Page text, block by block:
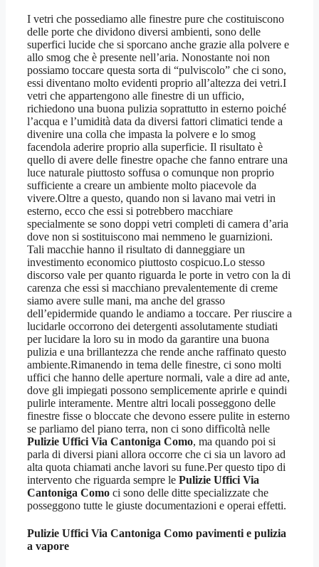
I vetri che possediamo alle finestre pure che costituiscono
delle porte che dividono diversi ambienti, sono delle
superfici lucide che si sporcano anche grazie alla polvere e
allo smog che è presente nell’aria. Nonostante noi non
possiamo toccare questa sorta di “pulviscolo” che ci sono,
essi diventano molto evidenti proprio all’altezza dei vetri.I
vetri che appartengono alle finestre di un ufficio,
richiedono una buona pulizia soprattutto in esterno poiché
l’acqua e l’umidità data da diversi fattori climatici tende a
divenire una colla che impasta la polvere e lo smog
facendola aderire proprio alla superficie. Il risultato è
quello di avere delle finestre opache che fanno entrare una
luce naturale piuttosto soffusa o comunque non proprio
sufficiente a creare un ambiente molto piacevole da
vivere.Oltre a questo, quando non si lavano mai vetri in
esterno, ecco che essi si potrebbero macchiare
specialmente se sono doppi vetri completi di camera d’aria
dove non si sostituiscono mai nemmeno le guarnizioni.
Tali macchie hanno il risultato di danneggiare un
investimento economico piuttosto cospicuo.Lo stesso
discorso vale per quanto riguarda le porte in vetro con la di
carenza che essi si macchiano prevalentemente di creme
siamo avere sulle mani, ma anche del grasso
dell’epidermide quando le andiamo a toccare. Per riuscire a
lucidarle occorrono dei detergenti assolutamente studiati
per lucidare la loro su in modo da garantire una buona
pulizia e una brillantezza che rende anche raffinato questo
ambiente.Rimanendo in tema delle finestre, ci sono molti
uffici che hanno delle aperture normali, vale a dire ad ante,
dove gli impiegati possono semplicemente aprirle e quindi
pulirle interamente. Mentre altri locali posseggono delle
finestre fisse o bloccate che devono essere pulite in esterno
se parliamo del piano terra, non ci sono difficoltà nelle
Pulizie Uffici Via Cantoniga Como, ma quando poi si
parla di diversi piani allora occorre che ci sia un lavoro ad
alta quota chiamati anche lavori su fune.Per questo tipo di
intervento che riguarda sempre le Pulizie Uffici Via
Cantoniga Como ci sono delle ditte specializzate che
posseggono tutte le giuste documentazioni e operai effetti.
Pulizie Uffici Via Cantoniga Como pavimenti e pulizia
a vapore